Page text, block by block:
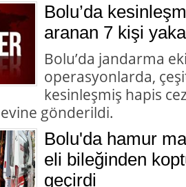
Bolu’da
aranan 7 kişi
Bolu’da jandarma
operasyonlarda,
kesinleşmiş hapis
gönderildi.
Bolu'da hamur
eli bileğinden
geçirdi